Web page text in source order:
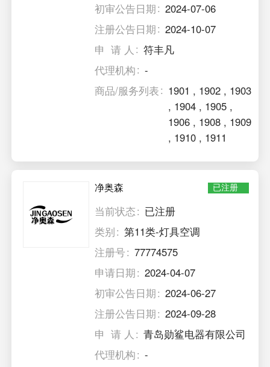
初审公告日期
2024-07-06
注册公告日期
2024-10-07
申 请 人
符丰凡
代理机构
-
商品/服务列表
1901 , 1902 , 1903
, 1904 , 1905 ,
1906 , 1908 , 1909
, 1910 , 1911
净奥森 已注册
当前状态
已注册
类别
第11类-灯具空调
注册号
77774575
申请日期
2024-04-07
初审公告日期
2024-06-27
注册公告日期
2024-09-28
申 请 人
青岛勋鲨电器有限公司
代理机构
-